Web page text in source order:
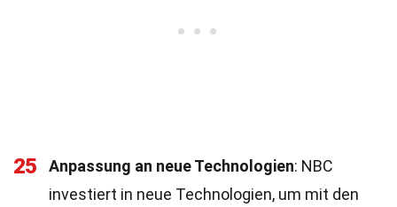
25 Anpassung an neue Technologien: NBC
investiert in neue Technologien, um mit den